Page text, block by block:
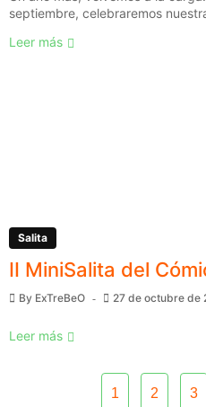
septiembre, celebraremos
Leer más
Salita
II MiniSalita del
By ExTreBeO 27 de octubre de
Leer más
1 2 3